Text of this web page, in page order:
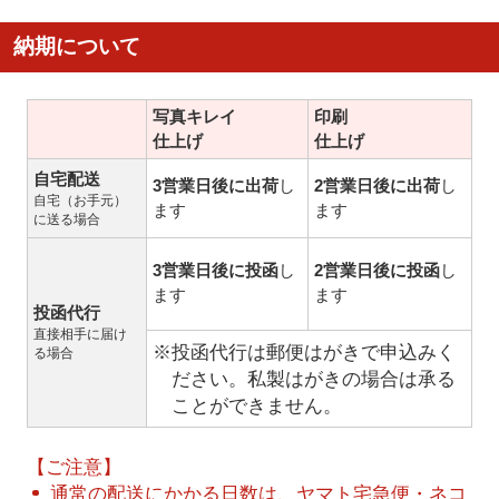
納期について
写真キレイ
仕上げ
印刷
仕上げ
自宅配送
自宅（お手元）
に送る場合
3営業日後に出荷し
ます
2営業日後に出荷し
ます
投函代行
直接相手に届け
る場合
3営業日後に投函し
ます
2営業日後に投函し
ます
※投函代行は郵便はがきで申込みく
ださい。私製はがきの場合は承る
ことができません。
【ご注意】
通常の配送にかかる日数は、ヤマト宅急便・ネコ